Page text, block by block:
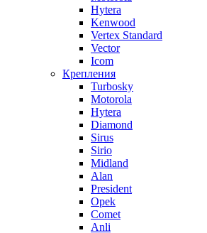
Hytera
Kenwood
Vertex Standard
Vector
Icom
Крепления
Turbosky
Motorola
Hytera
Diamond
Sirus
Sirio
Midland
Alan
President
Opek
Comet
Anli